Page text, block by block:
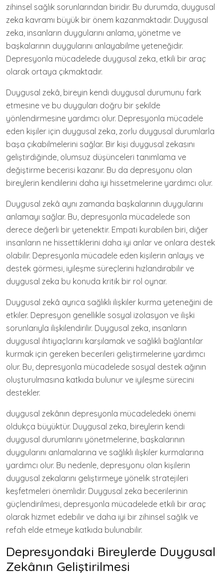
zihinsel sağlık sorunlarından biridir. Bu durumda, duygusal
zeka kavramı büyük bir önem kazanmaktadır. Duygusal
zeka, insanların duygularını anlama, yönetme ve
başkalarının duygularını anlayabilme yeteneğidir.
Depresyonla mücadelede duygusal zeka, etkili bir araç
olarak ortaya çıkmaktadır.
Duygusal zekâ, bireyin kendi duygusal durumunu fark
etmesine ve bu duyguları doğru bir şekilde
yönlendirmesine yardımcı olur. Depresyonla mücadele
eden kişiler için duygusal zeka, zorlu duygusal durumlarla
başa çıkabilmelerini sağlar. Bir kişi duygusal zekasını
geliştirdiğinde, olumsuz düşünceleri tanımlama ve
değiştirme becerisi kazanır. Bu da depresyonu olan
bireylerin kendilerini daha iyi hissetmelerine yardımcı olur.
Duygusal zekâ aynı zamanda başkalarının duygularını
anlamayı sağlar. Bu, depresyonla mücadelede son
derece değerli bir yetenektir. Empati kurabilen biri, diğer
insanların ne hissettiklerini daha iyi anlar ve onlara destek
olabilir. Depresyonla mücadele eden kişilerin anlayış ve
destek görmesi, iyileşme süreçlerini hızlandırabilir ve
duygusal zeka bu konuda kritik bir rol oynar.
Duygusal zekâ ayrıca sağlıklı ilişkiler kurma yeteneğini de
etkiler. Depresyon genellikle sosyal izolasyon ve ilişki
sorunlarıyla ilişkilendirilir. Duygusal zeka, insanların
duygusal ihtiyaçlarını karşılamak ve sağlıklı bağlantılar
kurmak için gereken becerileri geliştirmelerine yardımcı
olur. Bu, depresyonla mücadelede sosyal destek ağının
oluşturulmasına katkıda bulunur ve iyileşme sürecini
destekler.
duygusal zekânın depresyonla mücadeledeki önemi
oldukça büyüktür. Duygusal zeka, bireylerin kendi
duygusal durumlarını yönetmelerine, başkalarının
duygularını anlamalarına ve sağlıklı ilişkiler kurmalarına
yardımcı olur. Bu nedenle, depresyonu olan kişilerin
duygusal zekalarını geliştirmeye yönelik stratejileri
keşfetmeleri önemlidir. Duygusal zeka becerilerinin
güçlendirilmesi, depresyonla mücadelede etkili bir araç
olarak hizmet edebilir ve daha iyi bir zihinsel sağlık ve
refah elde etmeye katkıda bulunabilir.
Depresyondaki Bireylerde Duygusal
Zekânın Geliştirilmesi